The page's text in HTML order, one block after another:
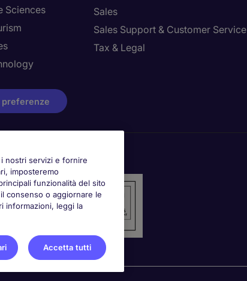
Sciences
Sales
Sales Support & Customer Service
Tax & Legal
preferenze
nostri servizi e fornire
imposteremo
funzionalità del sito
consenso o aggiornare le
informazioni, leggi la
Accetta tutti